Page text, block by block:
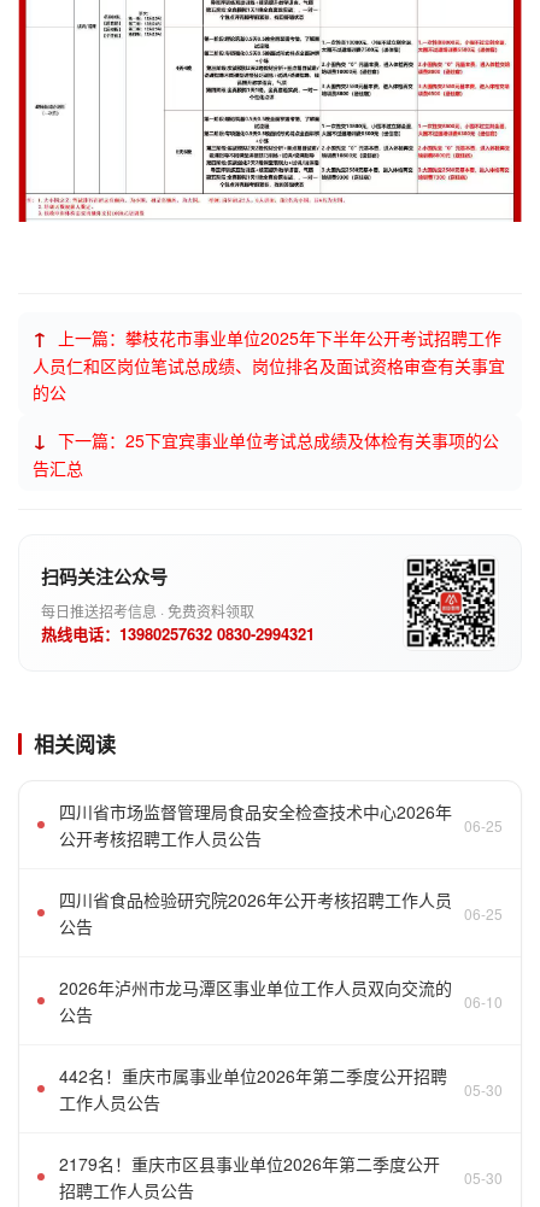
↑
上一篇：攀枝花市事业单位2025年下半年公开考试招聘工作
人员仁和区岗位笔试总成绩、岗位排名及面试资格审查有关事宜
的公
↓ 下一篇：25下宜宾事业单位考试总成绩及体检有关事项的公
告汇总
扫码关注公众号
每日推送招考信息 · 免费资料领取
热线电话：13980257632 0830-2994321
相关阅读
四川省市场监督管理局食品安全检查技术中心2026年
公开考核招聘工作人员公告
06-25
四川省食品检验研究院2026年公开考核招聘工作人员
公告
06-25
2026年泸州市龙马潭区事业单位工作人员双向交流的
公告
06-10
442名！重庆市属事业单位2026年第二季度公开招聘
05-30
2179名！重庆市区县事业单位2026年第二季度公开
招聘工作人员公告
05-30